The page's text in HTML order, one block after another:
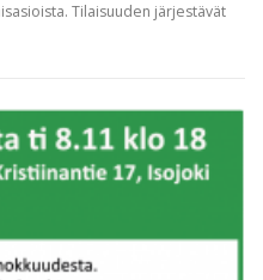
Tilaisuuden järjestävät